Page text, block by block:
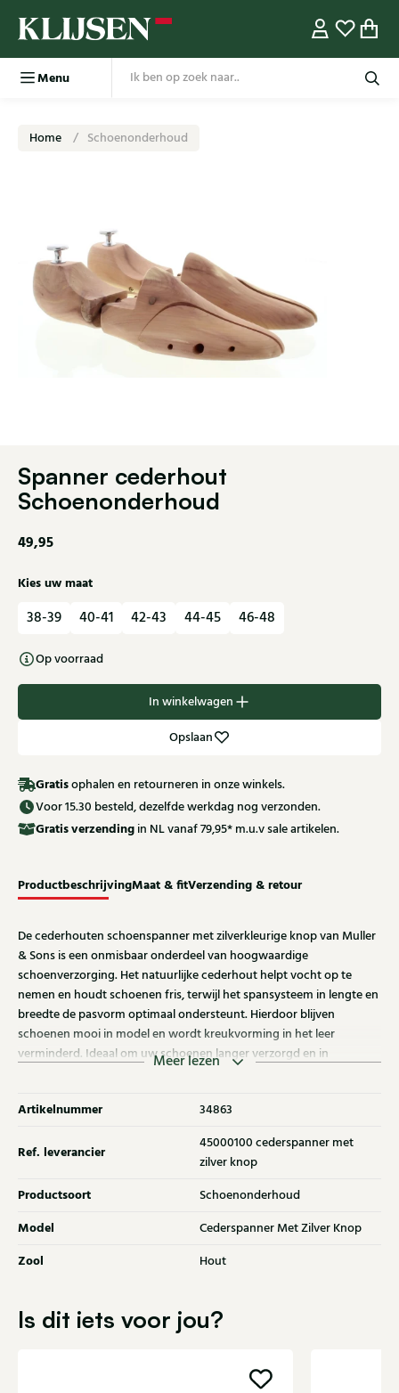
Menu
Home Schoenonderhoud
Spanner cederhout
Schoenonderhoud
49,95
Kies uw maat
38-39 40-41 42-43 44-45 46-48
Op voorraad
In winkelwagen
Opslaan
Gratisophalen en retourneren in onze winkels.
Voor 15.30 besteld, dezelfde werkdag nog verzonden.
Gratisverzending in NL vanaf 79,95* m.u.v sale artikelen.
ProductbeschrijvingMaat & fitVerzending & retour
De cederhouten schoenspanner met zilverkleurige knop van Muller
& Sons is een onmisbaar onderdeel van hoogwaardige
schoenverzorging. Het natuurlijke cederhout helpt vocht op te
nemen en houdt schoenen fris, terwijl het spansysteem in lengte en
breedte de pasvorm optimaal ondersteunt. Hierdoor blijven
schoenen mooi in model en wordt kreukvorming in het leer
verminderd. Ideaal om uw schoenen langer verzorgd en in
Meer lezen
Artikelnummer 34863
Ref. leverancier
45000100 cederspanner met
zilver knop
Productsoort Schoenonderhoud
Model Cederspanner Met Zilver Knop
Zool Hout
Is dit iets voor jou?